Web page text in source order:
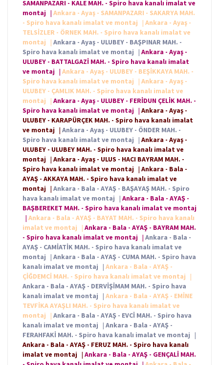
SAMANPAZARI - KALE MAH. - Spiro hava kanalı imalat ve
montaj | Ankara - Ayaş - SAMANPAZARI - SAKARYA MAH.
- Spiro hava kanalı imalat ve montaj
| Ankara - Ayaş -
TELSİZLER - ÖRNEK MAH. - Spiro hava kanalı imalat ve
montaj
| Ankara - Ayaş - ULUBEY - BAŞPINAR MAH. -
Spiro hava kanalı imalat ve montaj | Ankara - Ayaş -
ULUBEY - BATTALGAZİ MAH. - Spiro hava kanalı imalat
ve montaj | Ankara - Ayaş - ULUBEY - BEŞİKKAYA MAH. -
Spiro hava kanalı imalat ve montaj
| Ankara - Ayaş -
ULUBEY - ÇAMLIK MAH. - Spiro hava kanalı imalat ve
montaj
| Ankara - Ayaş - ULUBEY - FERİDUN ÇELİK MAH. -
Spiro hava kanalı imalat ve montaj | Ankara - Ayaş -
ULUBEY - KARAPÜRÇEK MAH. - Spiro hava kanalı imalat
ve montaj | Ankara - Ayaş - ULUBEY - ÖNDER MAH. -
Spiro hava kanalı imalat ve montaj | Ankara - Ayaş -
ULUBEY - ULUBEY MAH. - Spiro hava kanalı imalat ve
montaj | Ankara - Ayaş - ULUS - HACI BAYRAM MAH. -
Spiro hava kanalı imalat ve montaj | Ankara - Bala -
AYAŞ - AKKAYA MAH. - Spiro hava kanalı imalat ve
montaj | Ankara - Bala - AYAŞ - BAŞAYAŞ MAH. - Spiro
hava kanalı imalat ve montaj | Ankara - Bala - AYAŞ -
BAŞBEREKET MAH. - Spiro hava kanalı imalat ve montaj
| Ankara - Bala - AYAŞ - BAYAT MAH. - Spiro hava kanalı
imalat ve montaj
| Ankara - Bala - AYAŞ - BAYRAM MAH.
- Spiro hava kanalı imalat ve montaj | Ankara - Bala -
AYAŞ - CAMİATİK MAH. - Spiro hava kanalı imalat ve
montaj | Ankara - Bala - AYAŞ - CUMA MAH. - Spiro hava
kanalı imalat ve montaj | Ankara - Bala - AYAŞ -
ÇİĞDEMCİ MAH. - Spiro hava kanalı imalat ve montaj
|
Ankara - Bala - AYAŞ - DERVİŞİMAM MAH. - Spiro hava
kanalı imalat ve montaj | Ankara - Bala - AYAŞ - EMİNE
TEVFİKA AYAŞLI MAH. - Spiro hava kanalı imalat ve
montaj
| Ankara - Bala - AYAŞ - EVCİ MAH. - Spiro hava
kanalı imalat ve montaj | Ankara - Bala - AYAŞ -
FERAHFAKİ MAH. - Spiro hava kanalı imalat ve montaj |
Ankara - Bala - AYAŞ - FERUZ MAH. - Spiro hava kanalı
imalat ve montaj | Ankara - Bala - AYAŞ - GENÇALİ MAH.